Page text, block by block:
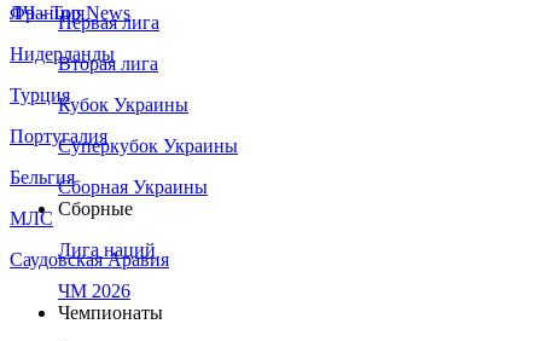
Франция
Нидерланды
Турция
Португалия
Бельгия
МЛС
Саудовская Аравия
ЛЧ - Top News
Первая лига
Вторая лига
Кубок Украины
Суперкубок Украины
Сборная Украины
Сборные
Лига наций
ЧМ 2026
Чемпионаты